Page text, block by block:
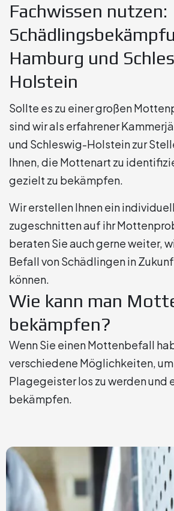
Fachwissen nutzen:
Hamburg und
Holstein
Sollte es zu einer großen
sind wir als erfahrener
und Schleswig-Holstein zur
Ihnen, die Mottenart zu
gezielt zu bekämpfen.
Wir erstellen Ihnen ein
zugeschnitten auf ihr
beraten Sie auch gerne weiter,
Befall von Schädlingen in
können.
Wie kann man
bekämpfen?
Wenn Sie einen Mottenbefall
verschiedene Möglichkeiten,
Plagegeister los zu werden und
bekämpfen.